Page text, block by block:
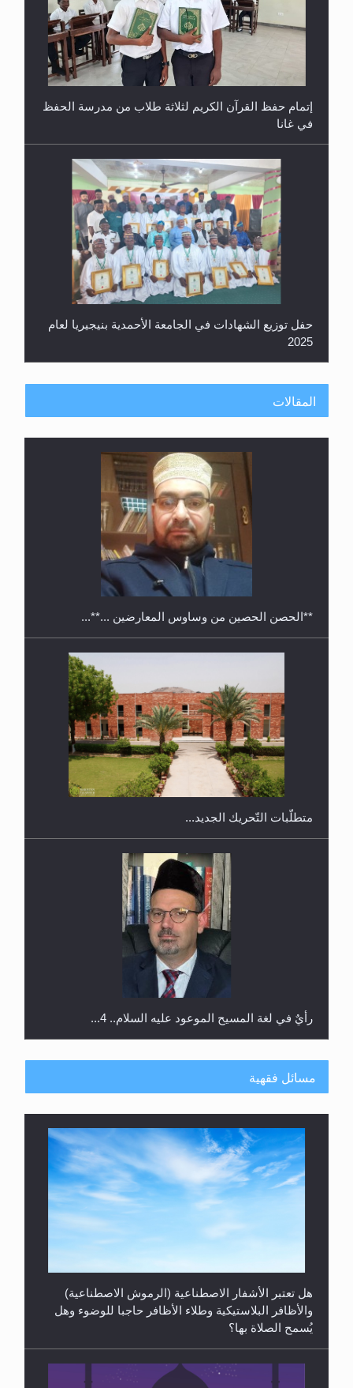
حفل توزيع الشهادات في الجامعة الأحمدية بنيجيريا لعام
2025
معرض القرآن الكريم لمدة ثلاثين يوما في مكتبة مدينة
ريهيماكي في فنلند
ندوة حول نظام الوصية في الجماعة الأحمدية في
اليوم الوطني الرياضي لمجلس أنصار الله في هولندا
المقالات
في شعر المسيح الموعود عليه السلام.....
مسائل فقهية
هل يُحسب حول الزكاة وفق السنة الميلادية أو الهجرية؟